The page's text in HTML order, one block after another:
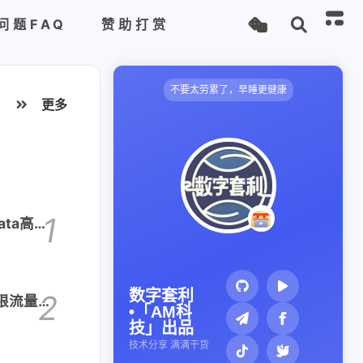
题FAQ 赞助打赏
更多
高性1
流量套
2
不要太劳累了，早睡更健康
数字套利
•「AM科
技」出品
技术分享 满满干货